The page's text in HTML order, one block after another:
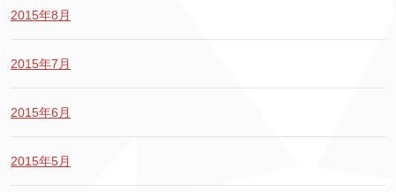
2015年8月
2015年7月
2015年6月
2015年5月